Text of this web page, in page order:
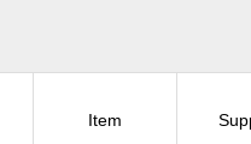
Item